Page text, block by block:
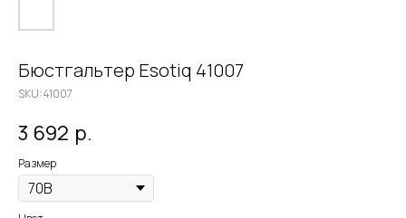
Бюстгальтер Esotiq 41007
SKU:41007
3 692 р.
Размер